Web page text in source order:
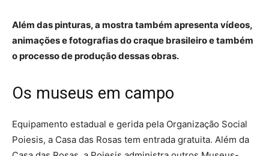
Além das pinturas, a mostra também apresenta vídeos,
animações e fotografias do craque brasileiro e também
o processo de produção dessas obras.
Os museus em campo
Equipamento estadual e gerida pela Organização Social
Poiesis, a Casa das Rosas tem entrada gratuita. Além da